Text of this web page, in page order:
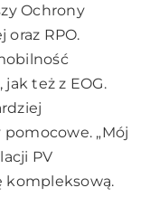
Ochrony
oraz RPO.
też z EOG.
„Mój
PV
kompleksową.